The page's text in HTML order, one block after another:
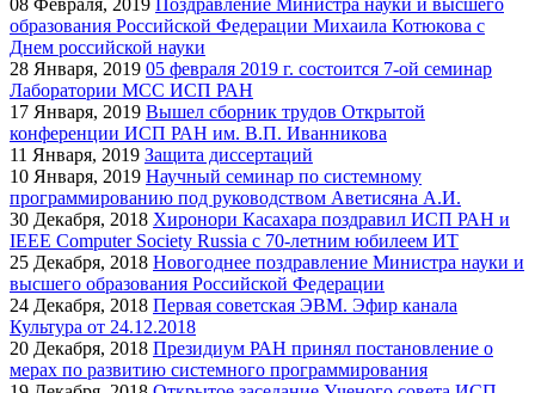
08 Февраля, 2019 Поздравление Министра науки и высшего
образования Российской Федерации Михаила Котюкова с
Днем российской науки
28 Января, 2019 05 февраля 2019 г. состоится 7-ой семинар
Лаборатории МСС ИСП РАН
17 Января, 2019 Вышел сборник трудов Открытой
конференции ИСП РАН им. В.П. Иванникова
11 Января, 2019 Защита диссертаций
10 Января, 2019 Научный семинар по системному
программированию под руководством Аветисяна А.И.
30 Декабря, 2018 Хиронори Касахара поздравил ИСП РАН и
IEEE Computer Society Russia с 70-летним юбилеем ИТ
25 Декабря, 2018 Новогоднее поздравление Министра науки и
высшего образования Российской Федерации
24 Декабря, 2018 Первая советская ЭВМ. Эфир канала
Культура от 24.12.2018
20 Декабря, 2018 Президиум РАН принял постановление о
мерах по развитию системного программирования